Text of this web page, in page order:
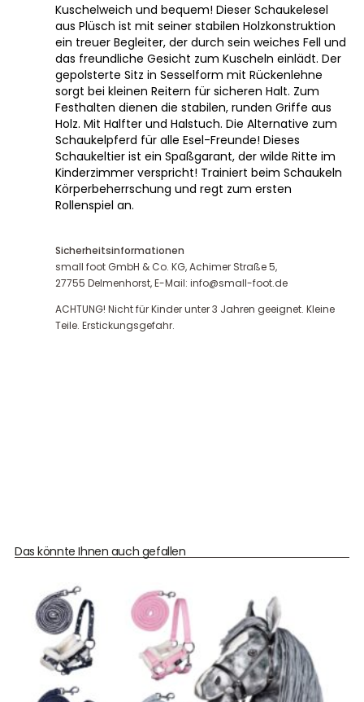
Kuschelweich und bequem! Dieser Schaukelesel
aus Plüsch ist mit seiner stabilen Holzkonstruktion
ein treuer Begleiter, der durch sein weiches Fell und
das freundliche Gesicht zum Kuscheln einlädt. Der
gepolsterte Sitz in Sesselform mit Rückenlehne
sorgt bei kleinen Reitern für sicheren Halt. Zum
Festhalten dienen die stabilen, runden Griffe aus
Holz. Mit Halfter und Halstuch. Die Alternative zum
Schaukelpferd für alle Esel-Freunde! Dieses
Schaukeltier ist ein Spaßgarant, der wilde Ritte im
Kinderzimmer verspricht! Trainiert beim Schaukeln
Körperbeherrschung und regt zum ersten
Rollenspiel an.
Sicherheitsinformationen
small foot GmbH & Co. KG, Achimer Straße 5,
27755 Delmenhorst, E-Mail: info@small-foot.de
ACHTUNG! Nicht für Kinder unter 3 Jahren geeignet. Kleine
Teile. Erstickungsgefahr.
Das könnte Ihnen auch gefallen